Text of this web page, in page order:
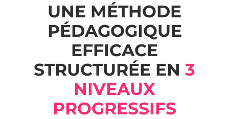
UNE MÉTHODE
PÉDAGOGIQUE
EFFICACE
STRUCTURÉE EN 3
NIVEAUX
PROGRESSIFS